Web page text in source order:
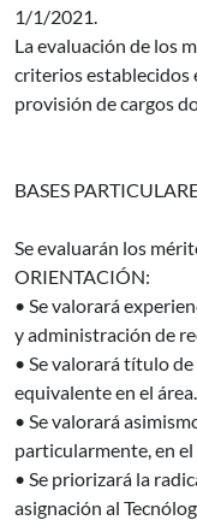
1/1/2021.
La evaluación de los
criterios establecidos
provisión de cargos
BASES
Se evaluarán los
ORIENTACIÓN:
• Se valorará
y administración de
• Se valorará título
equivalente en el área.
• Se valorará
particularmente, en el
• Se priorizará la
asignación al